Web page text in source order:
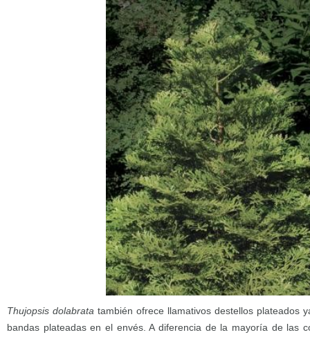
Thujopsis dolabrata también ofrece llamativos destellos plateados
bandas plateadas en el envés. A diferencia de la mayoría de las